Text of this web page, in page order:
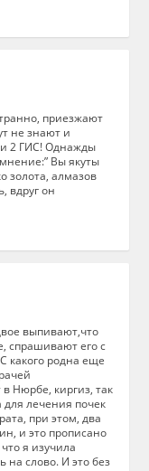
приезжают
не знают и
2 ГИС! Однажды
Вы якуты
золота, алмазов
вдруг он
выпивают,что
спрашивают его с
какого родна еще
в Нюрбе, киргиз, так
лечения почек
при этом, два
и это прописано
я изучила
на слово. И это без